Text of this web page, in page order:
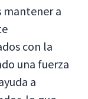
mantener a
con la
una fuerza
a